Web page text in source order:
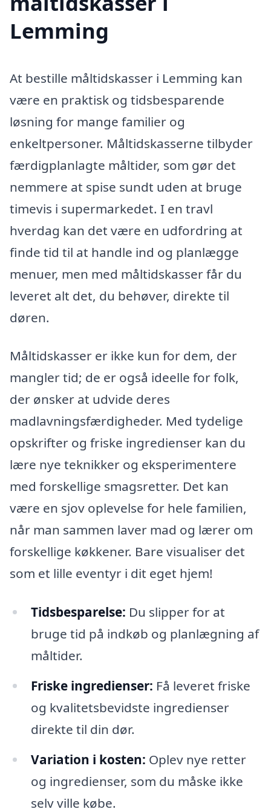
Lemming
At bestille måltidskasser i Lemming kan
være en praktisk og tidsbesparende
løsning for mange familier og
enkeltpersoner. Måltidskasserne tilbyder
færdigplanlagte måltider, som gør det
nemmere at spise sundt uden at bruge
timevis i supermarkedet. I en travl
hverdag kan det være en udfordring at
finde tid til at handle ind og planlægge
menuer, men med måltidskasser får du
leveret alt det, du behøver, direkte til
døren.
Måltidskasser er ikke kun for dem, der
mangler tid; de er også ideelle for folk,
der ønsker at udvide deres
madlavningsfærdigheder. Med tydelige
opskrifter og friske ingredienser kan du
lære nye teknikker og eksperimentere
med forskellige smagsretter. Det kan
være en sjov oplevelse for hele familien,
når man sammen laver mad og lærer om
forskellige køkkener. Bare visualiser det
som et lille eventyr i dit eget hjem!
Tidsbesparelse: Du slipper for at
bruge tid på indkøb og planlægning af
måltider.
Friske ingredienser: Få leveret friske
og kvalitetsbevidste ingredienser
direkte til din dør.
Variation i kosten: Oplev nye retter
og ingredienser, som du måske ikke
selv ville købe.